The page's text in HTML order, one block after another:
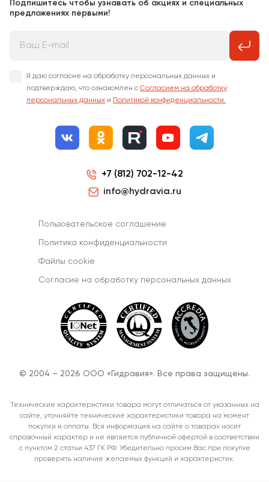
Подпишитесь чтобы узнавать об акциях и специальных
предложениях первыми!
Я даю согласие на обработку персональных данных и
подтверждаю, что ознакомлен с Согласием на обработку
персональных данных и Политикой конфиденциальности.
+7 (812) 702-12-42
info@hydravia.ru
Пользовательское соглашение
Политика конфиденциальности
Файлы cookie
Согласиe на обработку персональных данных
© 2004 – 2026 ООО «Гидравия». Все права защищены.
Технические характеристики товара могут отличаться от указанных на
сайте, уточняйте технические характеристики товара на момент
покупки и оплаты. Вся информация на сайте о товарах носит
справочный характер и не является публичной офертой в соответствии
с пунктом 2 статьи 437 ГК РФ. Убедительно просим Вас при покупке
проверять наличие желаемых функций и характеристик.